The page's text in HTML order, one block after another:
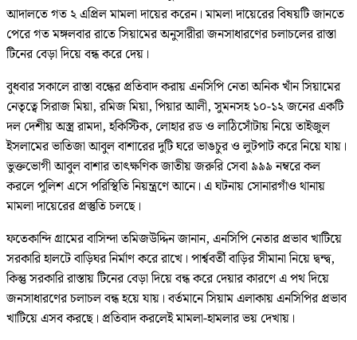
আদালতে গত ২ এপ্রিল মামলা দায়ের করেন। মামলা দায়েরের বিষয়টি জানতে
পেরে গত মঙ্গলবার রাতে সিয়ামের অনুসারীরা জনসাধারণের চলাচলের রাস্তা
টিনের বেড়া দিয়ে বন্ধ করে দেয়।
বুধবার সকালে রাস্তা বন্ধের প্রতিবাদ করায় এনসিপি নেতা অনিক খাঁন সিয়ামের
নেতৃত্বে সিরাজ মিয়া, রমিজ মিয়া, পিয়ার আলী, সুমনসহ ১০-১২ জনের একটি
দল দেশীয় অস্ত্র রামদা, হকিস্টিক, লোহার রড ও লাঠিসোঁটায় নিয়ে তাইজুল
ইসলামের ভাতিজা আবুল বাশারের দুটি ঘরে ভাঙচুর ও লুটপাট করে নিয়ে যায়।
ভুক্তভোগী আবুল বাশার তাৎক্ষণিক জাতীয় জরুরি সেবা ৯৯৯ নম্বরে কল
করলে পুলিশ এসে পরিস্থিতি নিয়ন্ত্রণে আনে। এ ঘটনায় সোনারগাঁও থানায়
মামলা দায়েরের প্রস্তুতি চলছে।
ফতেকান্দি গ্রামের বাসিন্দা তমিজউদ্দিন জানান, এনসিপি নেতার প্রভাব খাটিয়ে
সরকারি হালটে বাড়িঘর নির্মাণ করে রাখে। পার্শ্ববর্তী বাড়ির সীমানা নিয়ে দ্বন্দ্ব,
কিন্তু সরকারি রাস্তায় টিনের বেড়া দিয়ে বন্ধ করে দেয়ার কারণে এ পথ দিয়ে
জনসাধারণের চলাচল বন্ধ হয়ে যায়। বর্তমানে সিয়াম এলাকায় এনসিপির প্রভাব
খাটিয়ে এসব করছে। প্রতিবাদ করলেই মামলা-হামলার ভয় দেখায়।